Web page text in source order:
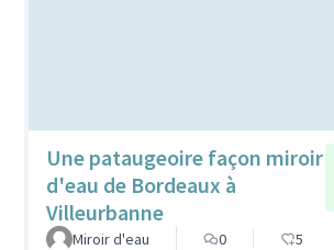
Une pataugeoire façon miroir
d'eau de Bordeaux à
Villeurbanne
Miroir d'eau 0 5